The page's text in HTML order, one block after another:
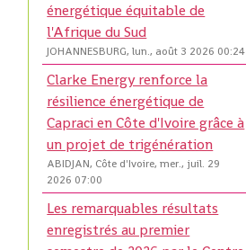
énergétique équitable de
l'Afrique du Sud
JOHANNESBURG, lun., août 3 2026 00:24
Clarke Energy renforce la
résilience énergétique de
Capraci en Côte d'Ivoire grâce à
un projet de trigénération
ABIDJAN, Côte d'Ivoire, mer., juil. 29
2026 07:00
Les remarquables résultats
enregistrés au premier